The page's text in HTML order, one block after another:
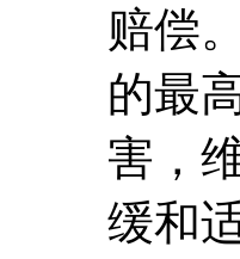
赔偿
的最
害，
缓和